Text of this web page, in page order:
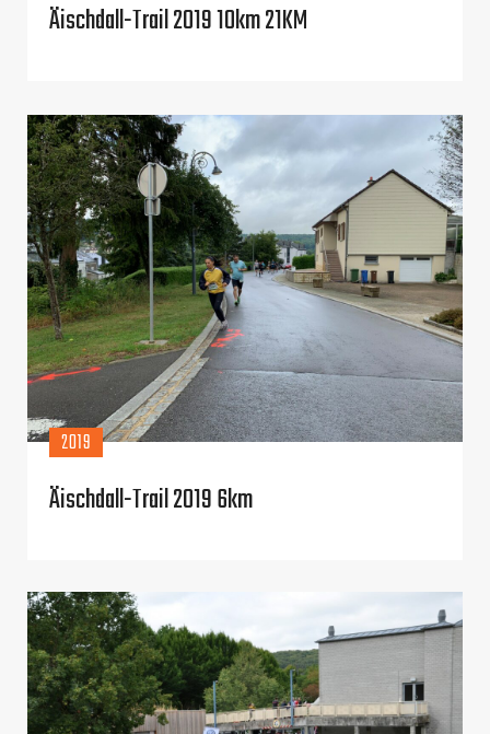
Äischdall-Trail 2019 10km 21KM
2019
Äischdall-Trail 2019 6km